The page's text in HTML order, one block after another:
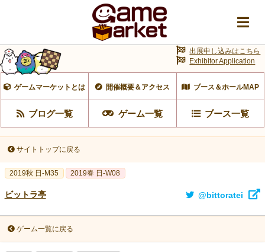
ゲームマーケットとは 開催概要＆アクセス ブース＆ホールMAP
ブログ一覧 ゲーム一覧 ブース一覧
出展申し込みはこちら
Exhibitor Application
サイトトップに戻る
2019秋 日-M35 2019春 日-W08
ビットラ亭 @bittoratei
ゲーム一覧に戻る